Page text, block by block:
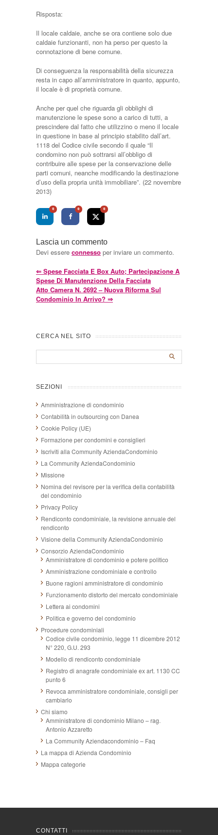
Risposta:
Il locale caldaie, anche se ora contiene solo due
caldaie funzionanti, non ha perso per questo la
connotazione di bene comune.
Di conseguenza la responsabilità della sicurezza
resta in capo all’amministratore in quanto, appunto,
il locale è di proprietà comune.
Anche per quel che riguarda gli obblighi di
manutenzione le spese sono a carico di tutti, a
prescindere dal fatto che utilizzino o meno il locale
in questione in base al principio stabilito dall’art.
1118 del Codice civile secondo il quale “Il
condomino non può sottrarsi all’obbligo di
contribuire alle spese per la conservazione delle
parti comuni, neanche modificando la destinazione
d’uso della propria unità immobiliare”. (22 novembre
2013)
0 0 0
Lascia un commento
Devi essere connesso per inviare un commento.
⇐ Spese Facciata E Box Auto; Partecipazione A
Spese Di Manutenzione Della Facciata
Atto Camera N. 2692 – Nuova Riforma Sul
Condominio In Arrivo? ⇒
CERCA NEL SITO
SEZIONI
Amministrazione di condominio
Contabilità in outsourcing con Danea
Cookie Policy (UE)
Formazione per condomini e consiglieri
Iscriviti alla Community AziendaCondominio
La Community AziendaCondominio
Missione
Nomina del revisore per la verifica della contabilità
del condominio
Privacy Policy
Rendiconto condominiale, la revisione annuale del
rendiconto
Visione della Community AziendaCondominio
Consorzio AziendaCondominio
Amministratore di condominio e potere politico
Amministrazione condominiale e controllo
Buone ragioni amministratore di condominio
Funzionamento distorto del mercato condominiale
Lettera ai condomini
Politica e governo del condominio
Procedure condominiali
Codice civile condominio, legge 11 dicembre 2012
N° 220, G.U. 293
Modello di rendiconto condominiale
Registro di anagrafe condominiale ex art. 1130 CC
punto 6
Revoca amministratore condominiale, consigli per
cambiarlo
Chi siamo
Amministratore di condominio Milano – rag.
Antonio Azzaretto
La Community Aziendacondominio – Faq
La mappa di Azienda Condominio
Mappa categorie
CONTATTI